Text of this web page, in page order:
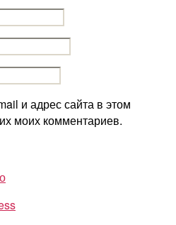
и адрес сайта в этом
моих комментариев.